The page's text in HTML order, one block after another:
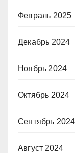
Февраль 2025
Декабрь 2024
Ноябрь 2024
Октябрь 2024
Сентябрь 2024
Август 2024